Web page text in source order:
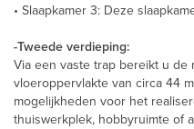
• Slaapkamer 3: Deze
-Tweede verdieping:
Via een vaste trap bereikt u
vloeroppervlakte van circa 44
mogelijkheden voor het
thuiswerkplek, hobbyruimte of